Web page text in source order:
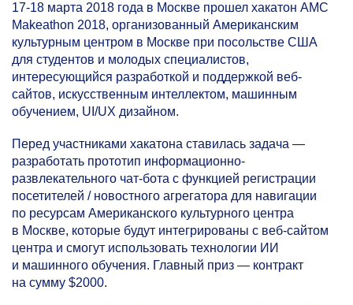
17-18 марта 2018 года в Москве прошел хакатон AMC
Makeathon 2018, организованный Американским
культурным центром в Москве при посольстве США
для студентов и молодых специалистов,
интересующийся разработкой и поддержкой веб-
сайтов, искусcтвeнным интеллектом, машинным
обучением, UI/UX дизайном.
Перед участниками хакатона ставилась задача —
разработать прототип информационно-
развлекательного чат-бота c функцией регистрации
посетителей / новостного агрегатора для навигации
по ресурсам Американского культурного центра
в Москве, которые будут интегрированы с веб-сайтом
центра и смогут использовать технологии ИИ
и машинного обучения. Главный приз — контракт
на сумму $2000.